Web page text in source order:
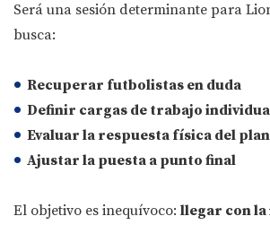
Será una sesión determinante para
busca:
Recuperar futbolistas en duda
Definir cargas de trabajo
Evaluar la respuesta física del
Ajustar la puesta a punto final
El objetivo es inequívoco: llegar con